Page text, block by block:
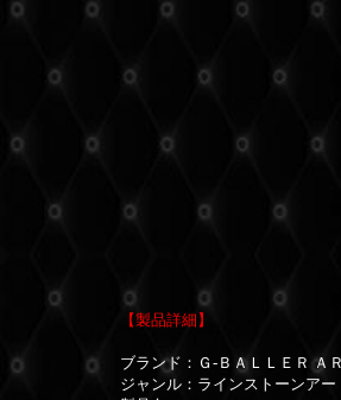
【製品詳細】
ブランド：Ｇ-ＢＡＬＬＥＲ Ａ
ジャンル：ラインストーンアー